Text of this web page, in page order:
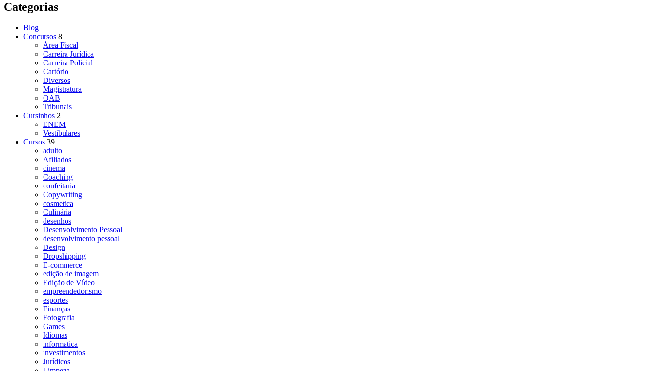
Categorias
Blog
Concursos 8
Área Fiscal
Carreira Jurídica
Carreira Policial
Cartório
Diversos
Magistratura
OAB
Tribunais
Cursinhos 2
ENEM
Vestibulares
Cursos 39
adulto
Afiliados
cinema
Coaching
confeitaria
Copywriting
cosmetica
Culinária
desenhos
Desenvolvimento Pessoal
desenvolvimento pessoal
Design
Dropshipping
E-commerce
edição de imagem
Edição de Vídeo
empreendedorismo
esportes
Finanças
Fotografia
Games
Idiomas
informatica
investimentos
Jurídicos